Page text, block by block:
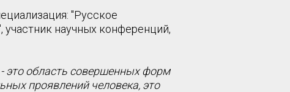
"Русское
участник научных конференций,
это область совершенных форм
проявлений человека, это